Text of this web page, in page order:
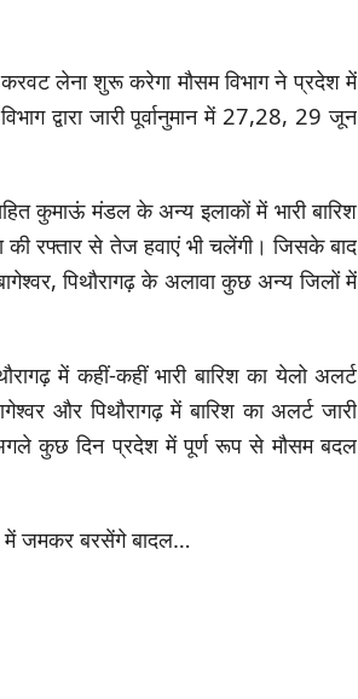
लेना शुरू करेगा मौसम विभाग ने प्रदेश में
द्वारा जारी पूर्वानुमान में 27,28, 29 जून
कुमाऊं मंडल के अन्य इलाकों में भारी बारिश
की रफ्तार से तेज हवाएं भी चलेंगी। जिसके बाद
पिथौरागढ़ के अलावा कुछ अन्य जिलों में
में कहीं-कहीं भारी बारिश का येलो अलर्ट
और पिथौरागढ़ में बारिश का अलर्ट जारी
अगले कुछ दिन प्रदेश में पूर्ण रूप से मौसम बदल